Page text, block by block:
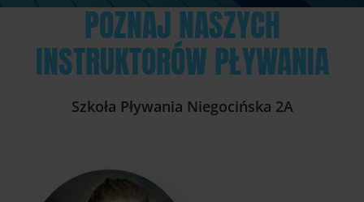
POZNAJ NASZYCH
INSTRUKTORÓW PŁYWANIA
Szkoła Pływania Niegocińska 2A